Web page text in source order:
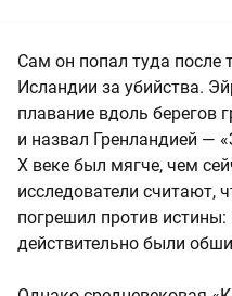
Сам он попал туда после
Исландии за убийства.
плавание вдоль берегов
и назвал Гренландией —
Х веке был мягче, чем
исследователи считают,
погрешил против
действительно были